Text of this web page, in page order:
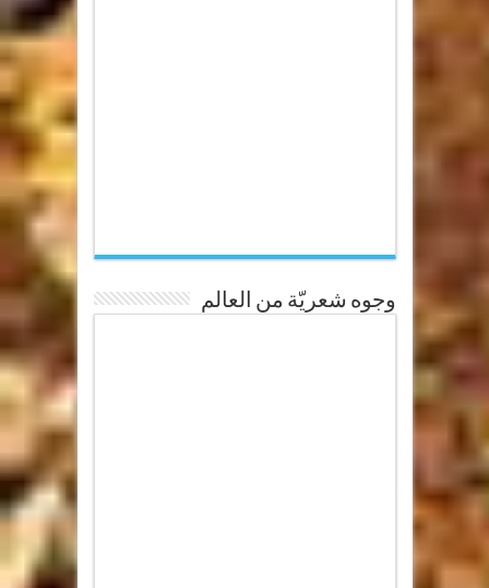
وجوه شعريّة من العالم